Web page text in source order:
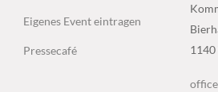
Eigenes Event eintragen
Pressecafé